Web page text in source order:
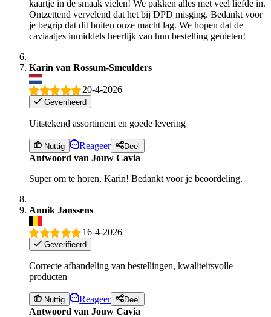
kaartje in de smaak vielen! We pakken alles met veel liefde in.
Ontzettend vervelend dat het bij DPD misging. Bedankt voor
je begrip dat dit buiten onze macht lag. We hopen dat de
caviaatjes inmiddels heerlijk van hun bestelling genieten!
Karin van Rossum-Smeulders
20-4-2026
Geverifieerd
Uitstekend assortiment en goede levering
Nuttig Reageer Deel
Antwoord van Jouw Cavia
Super om te horen, Karin! Bedankt voor je beoordeling.
Annik Janssens
16-4-2026
Geverifieerd
Correcte afhandeling van bestellingen, kwaliteitsvolle
producten
Nuttig Reageer Deel
Antwoord van Jouw Cavia